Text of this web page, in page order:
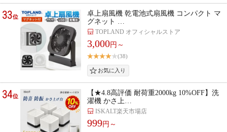
33位
卓上扇風機 乾電池式扇風機 コンパクト マ
グネット …
TOPLAND オフィシャルストア
3,000円～
(38)
34位
【★4.8高評価 耐荷重2000kg 10%OFF】洗
濯機 かさ上…
ISKALT楽天市場店
999円～